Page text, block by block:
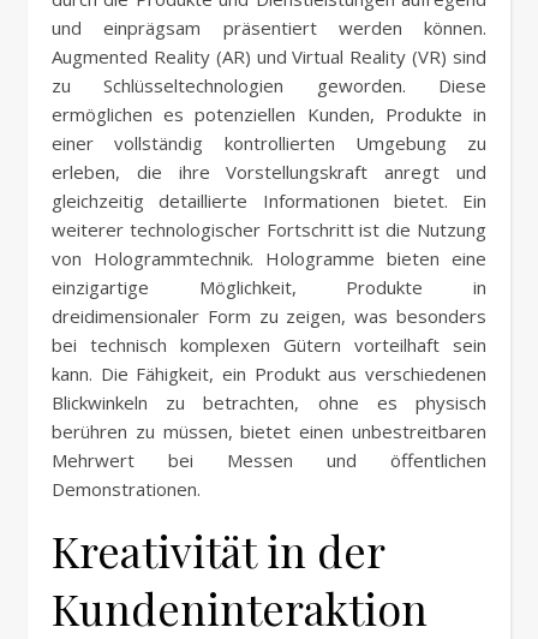
und einprägsam präsentiert werden können.
Augmented Reality (AR) und Virtual Reality (VR) sind
zu Schlüsseltechnologien geworden. Diese
ermöglichen es potenziellen Kunden, Produkte in
einer vollständig kontrollierten Umgebung zu
erleben, die ihre Vorstellungskraft anregt und
gleichzeitig detaillierte Informationen bietet. Ein
weiterer technologischer Fortschritt ist die Nutzung
von Hologrammtechnik. Hologramme bieten eine
einzigartige Möglichkeit, Produkte in
dreidimensionaler Form zu zeigen, was besonders
bei technisch komplexen Gütern vorteilhaft sein
kann. Die Fähigkeit, ein Produkt aus verschiedenen
Blickwinkeln zu betrachten, ohne es physisch
berühren zu müssen, bietet einen unbestreitbaren
Mehrwert bei Messen und öffentlichen
Demonstrationen.
Kreativität in der
Kundeninteraktion